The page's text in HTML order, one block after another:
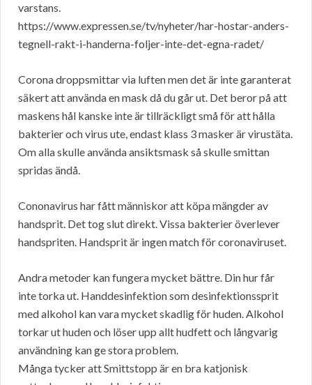
varstans.
https://www.expressen.se/tv/nyheter/har-hostar-anders-
tegnell-rakt-i-handerna-foljer-inte-det-egna-radet/
Corona droppsmittar via luften men det är inte garanterat
säkert att använda en mask då du går ut. Det beror på att
maskens hål kanske inte är tillräckligt små för att hålla
bakterier och virus ute, endast klass 3 masker är virustäta.
Om alla skulle använda ansiktsmask så skulle smittan
spridas ändå.
Cononavirus har fått människor att köpa mängder av
handsprit. Det tog slut direkt. Vissa bakterier överlever
handspriten. Handsprit är ingen match för coronaviruset.
Andra metoder kan fungera mycket bättre. Din hur får
inte torka ut. Handdesinfektion som desinfektionssprit
med alkohol kan vara mycket skadlig för huden. Alkohol
torkar ut huden och löser upp allt hudfett och långvarig
användning kan ge stora problem.
Många tycker att Smittstopp är en bra katjonisk